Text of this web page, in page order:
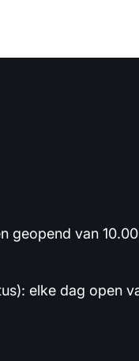
geopend van
elke dag open